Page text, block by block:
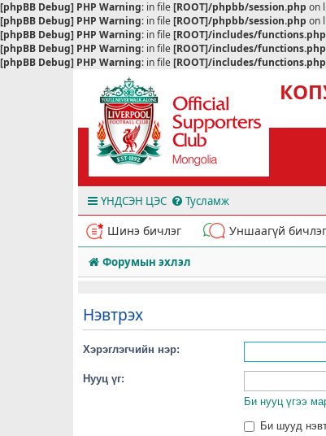
[phpBB Debug] PHP Warning: in file[ROOT]/phpbb/session.php on
[phpBB Debug] PHP Warning: in file[ROOT]/phpbb/session.php on
[phpBB Debug] PHP Warning: in file[ROOT]/includes/functions.php
[phpBB Debug] PHP Warning: in file[ROOT]/includes/functions.php
[phpBB Debug] PHP Warning: in file[ROOT]/includes/functions.php
ҮНДСЭН ЦЭС Тусламж
Шинэ бичлэг Уншаагүй
Форумын эхлэл
Нэвтрэх
Хэрэглэгчийн нэр:
Нууц үг:
Би нууц үгээ
Би шууд